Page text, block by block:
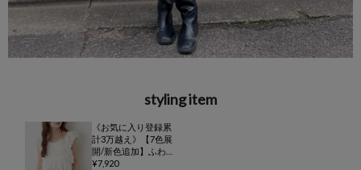
styling item
《お気に入り登録累
計3万越え》【7色展
開/新色追加】ふわ
ふわシャーリングチ
7,920